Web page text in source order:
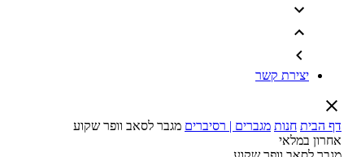
יצירת קשר
דף הבית חנות מגברים | רסיברים מגבר לסאב וופר שקוע
אחרון במלאי